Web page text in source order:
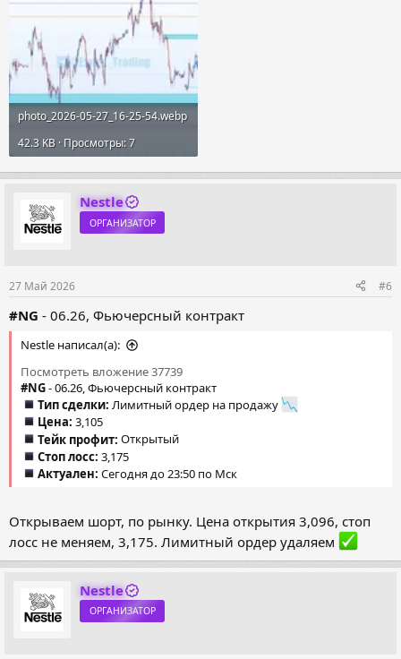
photo_2026-05-27_16-25-54.webp
42.3 KB · Просмотры: 7
Nestle
ОРГАНИЗАТОР
27 Май 2026 #6
#NG - 06.26, Фьючерсный контракт
Nestle написал(а):
Посмотреть вложение 37739
#NG- 06.26, Фьючерсный контракт
Тип сделки: Лимитный ордер на продажу
Цена: 3,105
Тейк профит: Открытый
Стоп лосс:3,175
Актуален: Сегодня до 23:50 по Мск
Открываем шорт, по рынку. Цена открытия 3,096, стоп
лосс не меняем, 3,175. Лимитный ордер удаляем
Nestle
ОРГАНИЗАТОР